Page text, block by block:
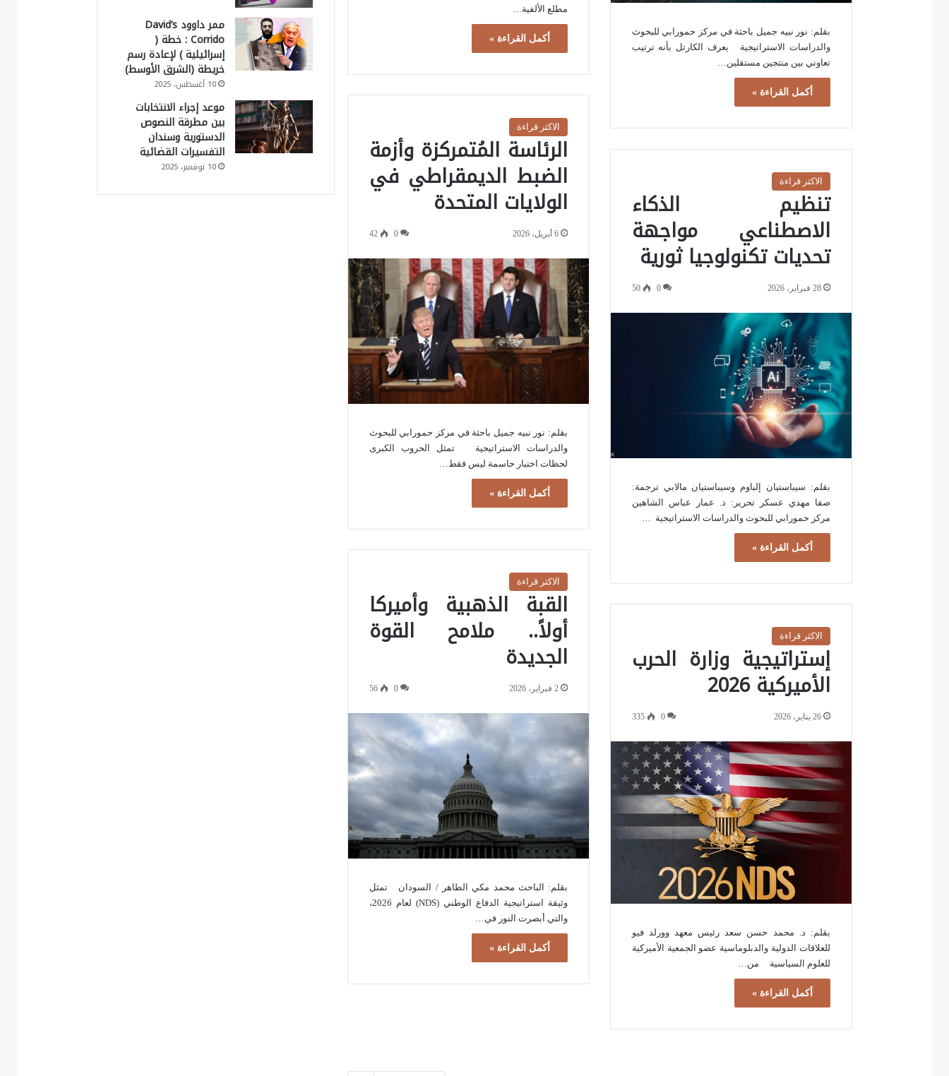
مطلع الألفية…
أكمل القراءة »
بقلم: نور نبيه جميل باحثة في مركز حمورابي للبحوث
والدراسات الاستراتيجية يعرف الكارتل بأنه ترتيب
تعاوني بين منتجين مستقلين…
أكمل القراءة »
الاكثر قراءة
الرئاسة المُتمركزة وأزمة
الضبط الديمقراطي في
الولايات المتحدة
6 أبريل، 2026 0
42
بقلم: نور نبيه جميل باحثة في مركز حمورابي للبحوث
والدراسات الاستراتيجية تمثل الحروب الكبرى
لحظات اختبار حاسمة ليس فقط…
أكمل القراءة »
الاكثر قراءة
تنظيم الذكاء
الاصطناعي مواجهة
تحديات تكنولوجيا ثورية
28 فبراير، 2026 0
50
بقلم: سيباستيان إلباوم وسيباستيان مالابي ترجمة:
صفا مهدي عسكر تحرير: د. عمار عباس الشاهين
مركز حمورابي للبحوث والدراسات الاستراتيجية …
أكمل القراءة »
الاكثر قراءة
القبة الذهبية وأميركا
أولاً.. ملامح القوة
الجديدة
2 فبراير، 2026 0
56
بقلم: الباحث محمد مكي الطاهر / السودان تمثل
وثيقة استراتيجية الدفاع الوطني (NDS) لعام 2026،
والتي أبصرت النور في…
أكمل القراءة »
الاكثر قراءة
إستراتيجية وزارة الحرب
الأميركية 2026
26 يناير، 2026 0
335
بقلم: د. محمد حسن سعد رئيس معهد وورلد فيو
للعلاقات الدولية والدبلوماسية عضو الجمعية الأميركية
للعلوم السياسية من…
أكمل القراءة »
ممر داوود David’s
Corrido : خطة (
إسرائيلية ) لإعادة رسم
خريطة (الشرق الأوسط)
10 أغسطس، 2025
موعد إجراء الانتخابات
بين مطرقة النصوص
الدستورية وسندان
التفسيرات القضائية
10 نوفمبر، 2025